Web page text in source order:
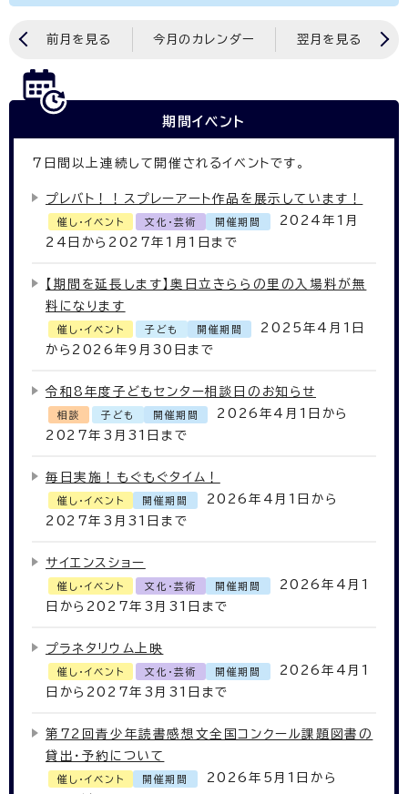
前月を見る 今月のカレンダー 翌月を見る
期間イベント
7 日間以上連続して開催されるイベントです。
プレバト！！スプレーアート作品を展示しています！
催し・イベント 文化・芸術 開催期間
2024年1月
24日から2027年1月1日まで
【期間を延長します】奥日立きららの里の入場料が無
料になります
催し・イベント 子ども 開催期間
2025年4月1日
から2026年9月30日まで
令和8年度子どもセンター相談日のお知らせ
相談 子ども 開催期間
2026年4月1日から
2027年3月31日まで
毎日実施！もぐもぐタイム！
催し・イベント 開催期間
2026年4月1日から
2027年3月31日まで
サイエンスショー
催し・イベント 文化・芸術 開催期間
2026年4月1
日から2027年3月31日まで
プラネタリウム上映
催し・イベント 文化・芸術 開催期間
2026年4月1
日から2027年3月31日まで
第72回青少年読書感想文全国コンクール課題図書の
貸出・予約について
催し・イベント 開催期間
2026年5月1日から